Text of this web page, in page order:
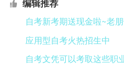
编辑推荐
自考新考期送现金啦~老
应用型自考火热招生中
自考文凭可以考取这些职